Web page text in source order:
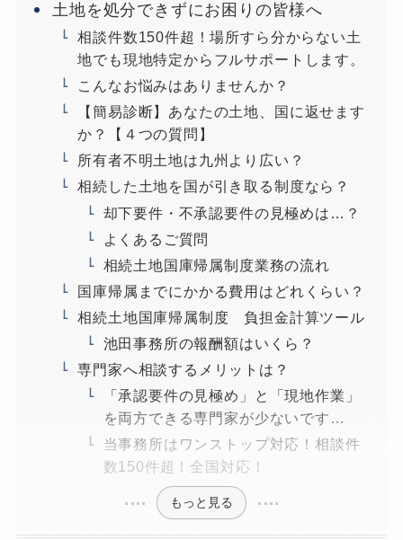
土地を処分できずにお困りの皆様へ
相談件数150件超！場所すら分からない土
地でも現地特定からフルサポートします。
こんなお悩みはありませんか？
【簡易診断】あなたの土地、国に返せます
か？【４つの質問】
所有者不明土地は九州より広い？
相続した土地を国が引き取る制度なら？
却下要件・不承認要件の見極めは…？
よくあるご質問
相続土地国庫帰属制度業務の流れ
国庫帰属までにかかる費用はどれくらい？
相続土地国庫帰属制度 負担金計算ツール
池田事務所の報酬額はいくら？
専門家へ相談するメリットは？
「承認要件の見極め」と「現地作業」
を両方できる専門家が少ないです…
当事務所はワンストップ対応！相談件
数150件超！全国対応！
もっと見る